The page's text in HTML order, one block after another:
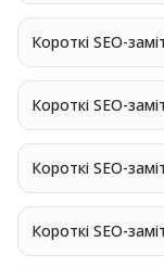
Короткі SEO-
Короткі SEO-
Короткі SEO-
Короткі SEO-